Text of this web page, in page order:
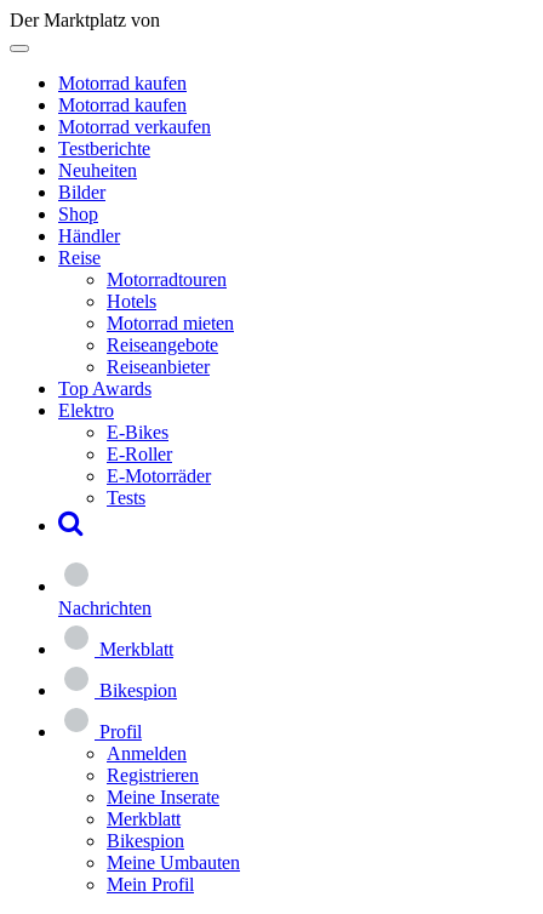
Der Marktplatz von
Motorrad kaufen
Motorrad kaufen
Motorrad verkaufen
Testberichte
Neuheiten
Bilder
Shop
Händler
Reise
Motorradtouren
Hotels
Motorrad mieten
Reiseangebote
Reiseanbieter
Top Awards
Elektro
E-Bikes
E-Roller
E-Motorräder
Tests
Nachrichten
Merkblatt
Bikespion
Profil
Anmelden
Registrieren
Meine Inserate
Merkblatt
Bikespion
Meine Umbauten
Mein Profil